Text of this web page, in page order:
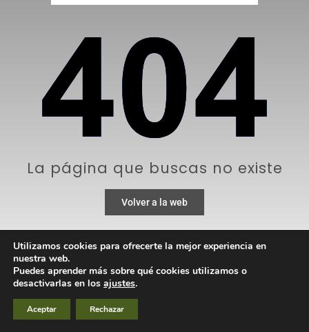
La página que buscas no existe
Volver a la web
Utilizamos cookies para ofrecerte la mejor experiencia en
nuestra web.
Puedes aprender más sobre qué cookies utilizamos o
desactivarlas en los ajustes.
Aceptar Rechazar